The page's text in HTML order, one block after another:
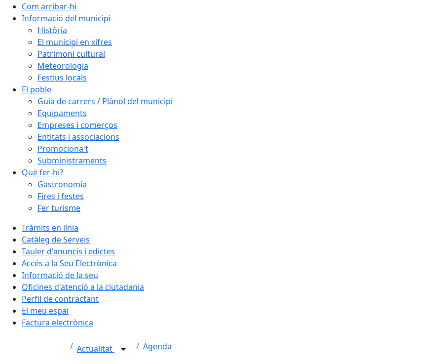
Com arribar-hi
Informació del municipi
Història
El municipi en xifres
Patrimoni cultural
Meteorologia
Festius locals
El poble
Guia de carrers / Plànol del municipi
Equipaments
Empreses i comerços
Entitats i associacions
Promociona't
Subministraments
Què fer-hi?
Gastronomia
Fires i festes
Fer turisme
Tràmits en línia
Catàleg de Serveis
Tauler d'anuncis i edictes
Accés a la Seu Electrònica
Informació de la seu
Oficines d'atenció a la ciutadania
Perfil de contractant
El meu espai
Factura electrònica
Actualitat Agenda